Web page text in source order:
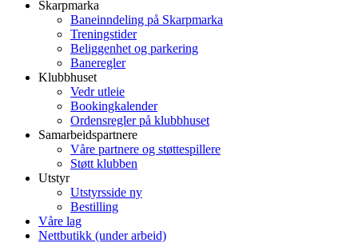
Skarpmarka
Baneinndeling på Skarpmarka
Treningstider
Beliggenhet og parkering
Baneregler
Klubbhuset
Vedr utleie
Bookingkalender
Ordensregler på klubbhuset
Samarbeidspartnere
Våre partnere og støttespillere
Støtt klubben
Utstyr
Utstyrsside ny
Bestilling
Våre lag
Nettbutikk (under arbeid)